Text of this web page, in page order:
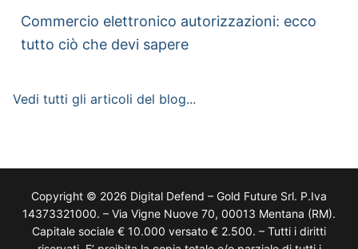
Commercio elettronico autorizzazioni: ecco
tutto ciò che devi sapere
Vedi tutti gli articoli del blog...
Copyright © 2026 Digital Defend – Gold Future Srl. P.Iva
14373321000. – Via Vigne Nuove 70, 00013 Mentana (RM).
Capitale sociale € 10.000 versato € 2.500. – Tutti i diritti